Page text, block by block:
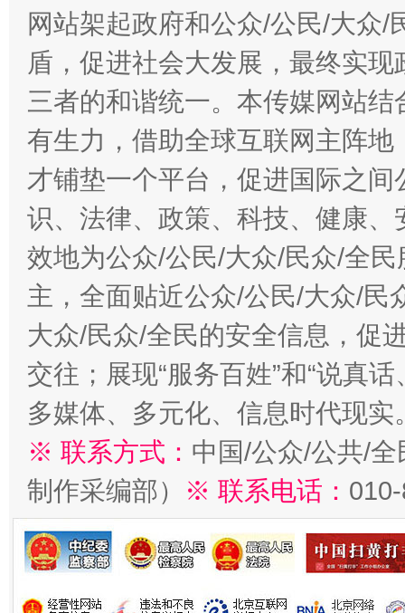
网站架起政府和公众/公民/大众
盾，促进社会大发展，最终实
三者的和谐统一。本传媒网站
有生力，借助全球互联网主阵
才铺垫一个平台，促进国际之
识、法律、政策、科技、健康
效地为公众/公民/大众/民众/全
主，全面贴近公众/公民/大众/民
大众/民众/全民的安全信息，促
交往；展现“服务百姓”和“说真
多媒体、多元化、信息时代现实
※ 联系方式： 中国/公众/公共/
制作采编部）
※ 联系电话：